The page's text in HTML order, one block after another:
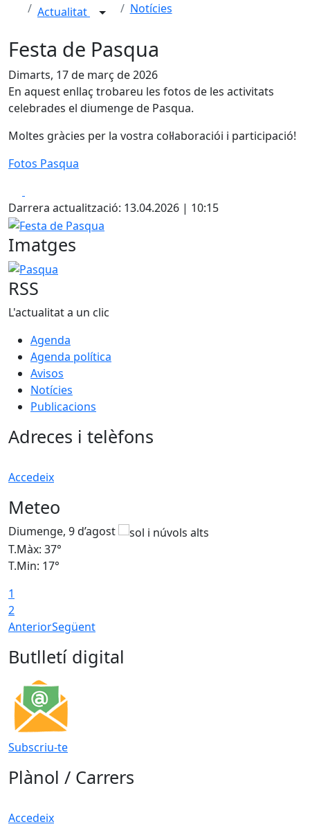
Actualitat Notícies
Festa de Pasqua
Dimarts, 17 de març de 2026
En aquest enllaç trobareu les fotos de les activitats
celebrades el diumenge de Pasqua.
Moltes gràcies per la vostra col·laboraciói i participació!
Fotos Pasqua
Darrera actualització: 13.04.2026 | 10:15
Festa de Pasqua
Imatges
Pasqua
RSS
L'actualitat a un clic
Agenda
Agenda política
Avisos
Notícies
Publicacions
Adreces i telèfons
Accedeix
Meteo
Diumenge, 9 d’agost
T.Màx: 37°
T.Min: 17°
1
2
AnteriorSegüent
Butlletí digital
Subscriu-te
Plànol / Carrers
Accedeix